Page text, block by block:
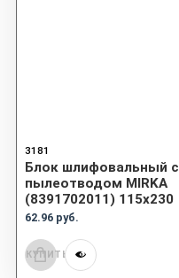
3181
Блок шлифовальный с
пылеотводом MIRKA
(8391702011) 115x230
62.96 руб.
КУПИТЬ